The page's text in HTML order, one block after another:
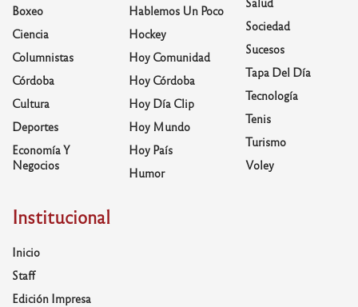
Boxeo
Ciencia
Columnistas
Córdoba
Cultura
Deportes
Economía Y
Negocios
Hablemos Un Poco
Hockey
Hoy Comunidad
Hoy Córdoba
Hoy Día Clip
Hoy Mundo
Hoy País
Humor
Sociedad
Sucesos
Tapa Del Día
Tecnología
Tenis
Turismo
Voley
Institucional
Inicio
Staff
Edición Impresa